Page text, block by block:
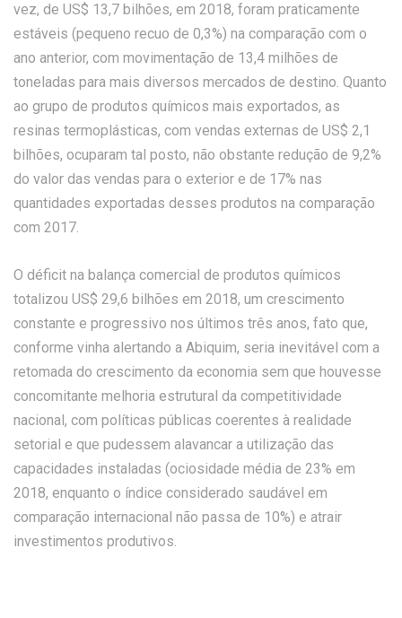
vez, de US$ 13,7 bilhões, em 2018, foram praticamente
estáveis (pequeno recuo de 0,3%) na comparação com o
ano anterior, com movimentação de 13,4 milhões de
toneladas para mais diversos mercados de destino. Quanto
ao grupo de produtos químicos mais exportados, as
resinas termoplásticas, com vendas externas de US$ 2,1
bilhões, ocuparam tal posto, não obstante redução de 9,2%
do valor das vendas para o exterior e de 17% nas
quantidades exportadas desses produtos na comparação
com 2017.
O déficit na balança comercial de produtos químicos
totalizou US$ 29,6 bilhões em 2018, um crescimento
constante e progressivo nos últimos três anos, fato que,
conforme vinha alertando a Abiquim, seria inevitável com a
retomada do crescimento da economia sem que houvesse
concomitante melhoria estrutural da competitividade
nacional, com políticas públicas coerentes à realidade
setorial e que pudessem alavancar a utilização das
capacidades instaladas (ociosidade média de 23% em
2018, enquanto o índice considerado saudável em
comparação internacional não passa de 10%) e atrair
investimentos produtivos.